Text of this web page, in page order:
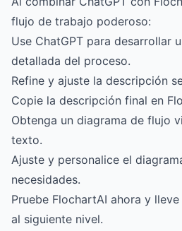
flujo de trabajo poderoso:
Use ChatGPT para desarrollar
detallada del proceso.
Refine y ajuste la descripción
Copie la descripción final en
Obtenga un diagrama de flujo
texto.
Ajuste y personalice el
necesidades.
Pruebe FlochartAI ahora y lleve
al siguiente nivel.